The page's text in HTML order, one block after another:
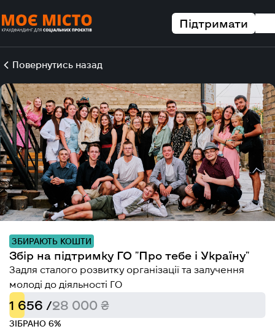
Підтримати
Повернутись назад
ЗБИРАЮТЬ КОШТИ
Збір на підтримку ГО "Про тебе і Україну"
Задля сталого розвитку організації та залучення
молоді до діяльності ГО
1 656 /28 000 ₴
ЗІБРАНО 6%